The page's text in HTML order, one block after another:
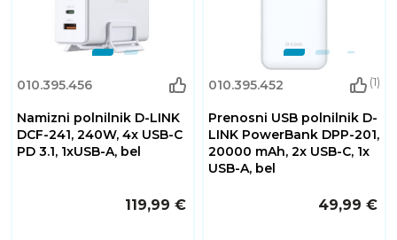
010.395.456
Namizni polnilnik D-LINK
DCF-241, 240W, 4x USB-C
PD 3.1, 1xUSB-A, bel
119,99 €
010.395.452 (1)
Prenosni USB polnilnik D-
LINK PowerBank DPP-201,
20000 mAh, 2x USB-C, 1x
USB-A, bel
49,99 €